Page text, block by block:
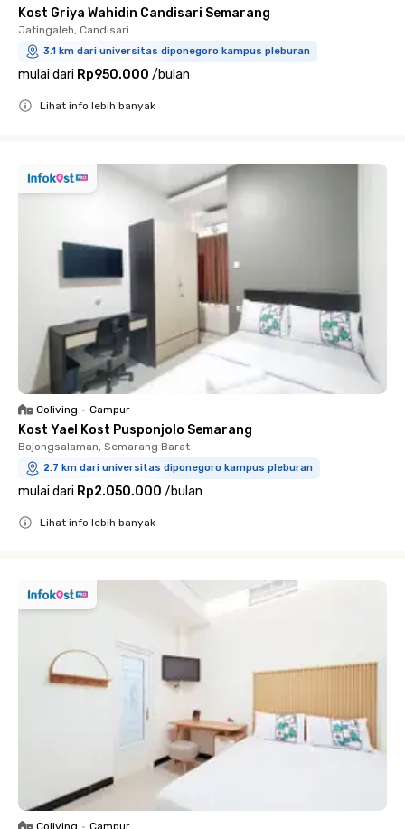
Kost Griya Wahidin Candisari Semarang
Jatingaleh, Candisari
3.1 km dari universitas diponegoro kampus pleburan
mulai dari Rp950.000 /bulan
Lihat info lebih banyak
Coliving • Campur
Kost Yael Kost Pusponjolo Semarang
Bojongsalaman, Semarang Barat
2.7 km dari universitas diponegoro kampus pleburan
mulai dari Rp2.050.000 /bulan
Lihat info lebih banyak
Coliving • Campur